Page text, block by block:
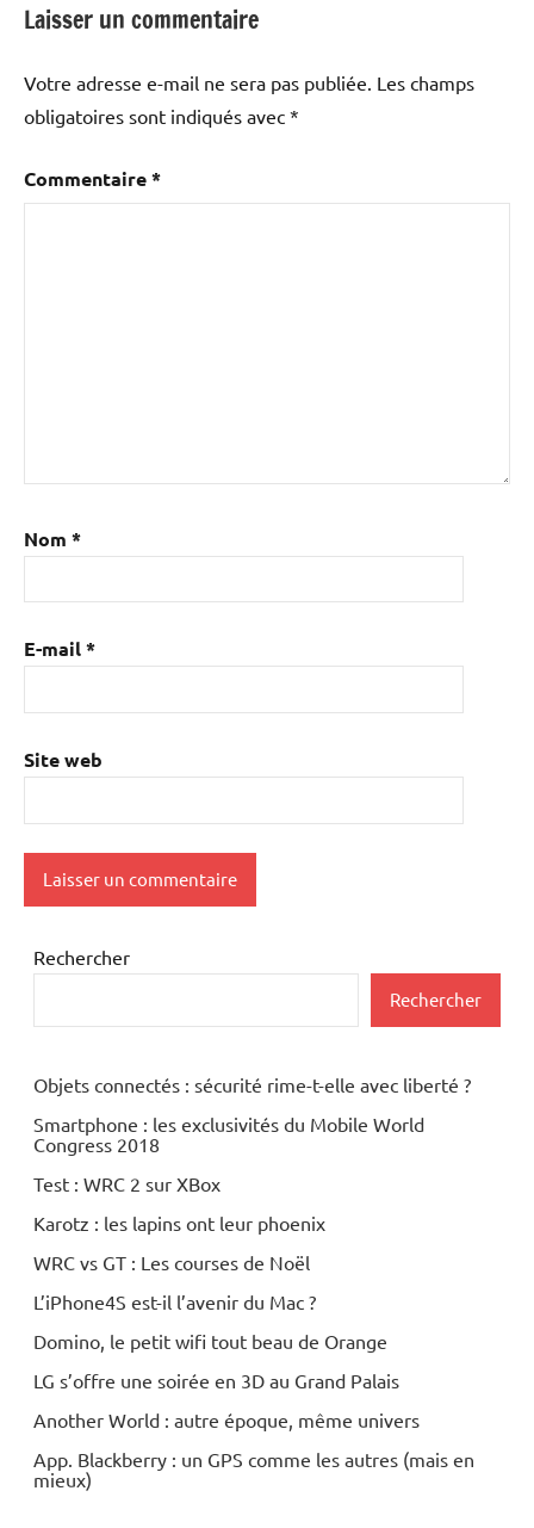
Laisser un commentaire
Votre adresse e-mail ne sera pas publiée. Les champs
obligatoires sont indiqués avec *
Commentaire*
Nom *
E-mail*
Site web
Rechercher
Rechercher
Objets connectés : sécurité rime-t-elle avec liberté ?
Smartphone : les exclusivités du Mobile World
Congress 2018
Test : WRC 2 sur XBox
Karotz : les lapins ont leur phoenix
WRC vs GT : Les courses de Noël
L’iPhone4S est-il l’avenir du Mac ?
Domino, le petit wifi tout beau de Orange
LG s’offre une soirée en 3D au Grand Palais
Another World : autre époque, même univers
App. Blackberry : un GPS comme les autres (mais en
mieux)